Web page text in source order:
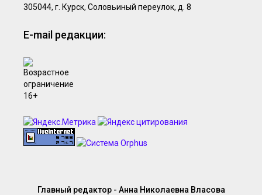
305044, г. Курск, Соловьиный переулок, д. 8
E-mail редакции:
Главный редактор - Анна Николаевна Власова